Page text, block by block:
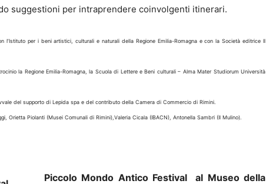
suggestioni per intraprendere coinvolgenti itinerari.
l’Istituto per i beni artistici, culturali e naturali della Regione Emilia-Romagna e con la Società editrice Il
la Regione Emilia-Romagna, la Scuola di Lettere e Beni culturali – Alma Mater Studiorum Università
del supporto di Lepida spa e del contributo della Camera di Commercio di Rimini.
Orietta Piolanti (Musei Comunali di Rimini),Valeria Cicala (IBACN), Antonella Sambri (Il Mulino).
Piccolo Mondo Antico Festival al Museo della